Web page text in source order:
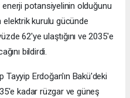
potansiyelinin olduğunu
elektrik kurulu gücünde
62'ye ulaştığını ve 2035'e
bildirdi.
Tayyip Erdoğan'ın Bakü'deki
kadar rüzgar ve güneş